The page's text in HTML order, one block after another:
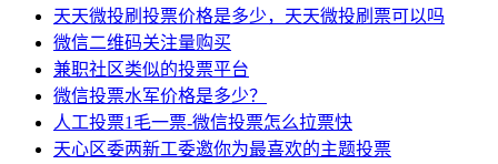
天天微投刷投票价格是多少，天天微投刷票可以吗
微信二维码关注量购买
兼职社区类似的投票平台
微信投票水军价格是多少？
人工投票1毛一票-微信投票怎么拉票快
天心区委两新工委邀你为最喜欢的主题投票